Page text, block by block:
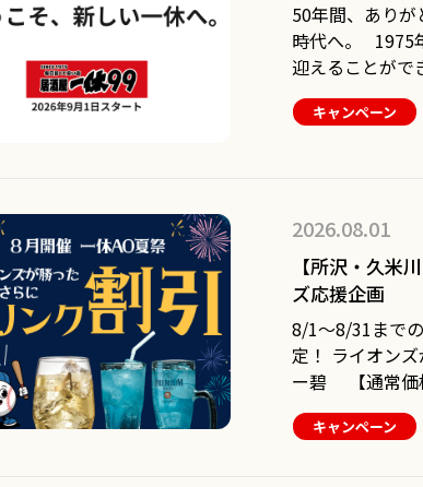
50年間、ありがとうござ
時代へ。 1975年に創業した居酒屋一休は、昨年50周年を
迎えることがで
度も足を運ん
さった皆様のお
0年間続いてき
今はInstagram
り、価格や料理
時代です。 だ
のを残しながら
指すのは、もっ
気軽に楽しめる一休です。 いつ
私たちが目指し
キャンペーン
2026.08.01
【所沢・久米
ズ応援企画
8/1～8/31まで
定！ ライオン
ー碧 【通常価
安く！390円
円】→勝利翌日
キャンペーン